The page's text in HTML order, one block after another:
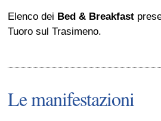
Elenco dei Bed & Breakfast
Tuoro sul Trasimeno.
Le manifestazioni